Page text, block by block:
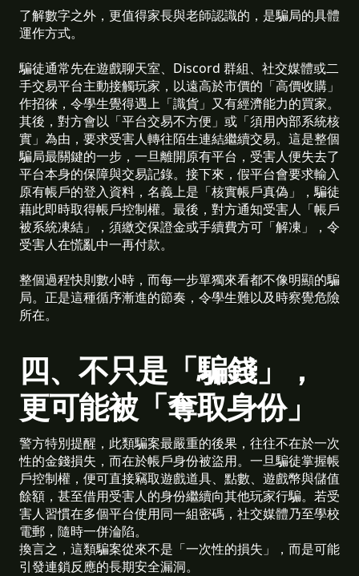
了解數字之外，更值得家長與老師認識的，是騙局的具體
運作方式。
騙徒通常先在遊戲聊天室、Discord 群組、社交媒體或二
手交易平台主動接觸玩家，以遠高於市價的「高價收購」
作招徠，令學生覺得遇上「識貨」又有經濟能力的買家。
其後，對方會以「平台交易不方便」或「須用內部系統核
實」為由，要求受害人轉往陌生連結繼續交易。這是整個
騙局最關鍵的一步，一旦離開原有平台，受害人便失去了
平台本身的保障與交易記錄。接下來，假平台會要求輸入
原有帳戶的登入資料，名義上是「核實帳戶真偽」，騙徒
藉此即時取得帳戶控制權。最後，對方通知受害人「帳戶
被系統凍結」，須繳交保證金或手續費方可「解凍」，令
受害人在慌亂中一再付款。
整個過程快則數小時，而每一步單獨來看都不像明顯的騙
局。正是這種循序漸進的節奏，令學生難以及時察覺危險
所在。
四、不只是「騙錢」，
更可能被「奪取身份」
警方特別提醒，此類騙案最嚴重的後果，往往不在於一次
性的金錢損失，而在於帳戶身份被盜用。一旦騙徒掌握帳
戶控制權，便可直接竊取遊戲道具、點數、遊戲幣與儲值
餘額，甚至借用受害人的身份繼續向其他玩家行騙。若受
害人習慣在多個平台使用同一組密碼，社交媒體乃至學校
電郵，隨時一併淪陷。
換言之，這類騙案從來不是「一次性的損失」，而是可能
引發連鎖反應的長期安全漏洞。